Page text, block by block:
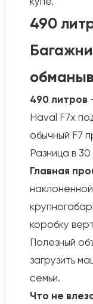
490
490 литров
Haval F7x
обычный F7
Разница в
Главная
коробку
Полезный
загрузить
семьи.
Что не